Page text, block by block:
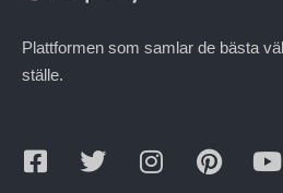
Plattformen som samlar de bästa
ställe.